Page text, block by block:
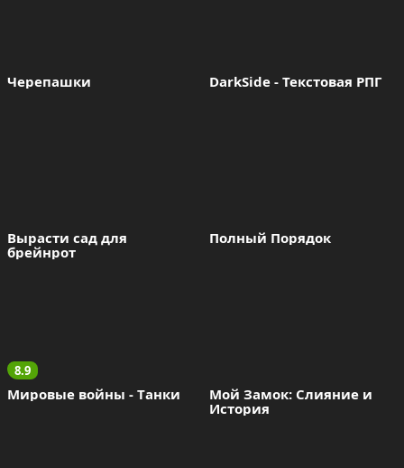
DarkSide - Текстовая РПГ
Вырасти сад для
брейнрот
Полный Порядок
8.9
Мировые войны - Tанки
Мой Замок: Слияние и
История